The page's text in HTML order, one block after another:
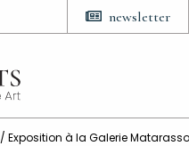
newsletter
/ Exposition à la Galerie